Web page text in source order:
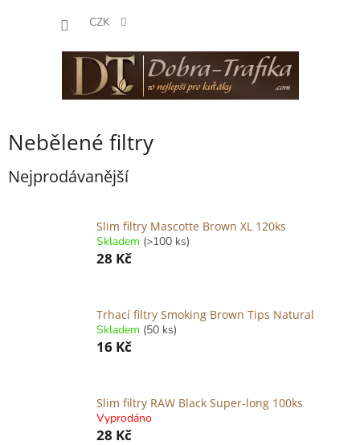
CZK
Nebělené filtry
Nejprodávanější
Slim filtry Mascotte Brown XL 120ks
Skladem (>100 ks)
28 Kč
Trhací filtry Smoking Brown Tips Natural
Skladem (50 ks)
16 Kč
Slim filtry RAW Black Super-long 100ks
Vyprodáno
28 Kč